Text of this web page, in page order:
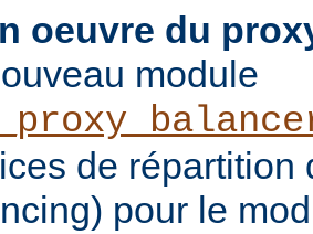
oeuvre du
module
de répartition
pour le